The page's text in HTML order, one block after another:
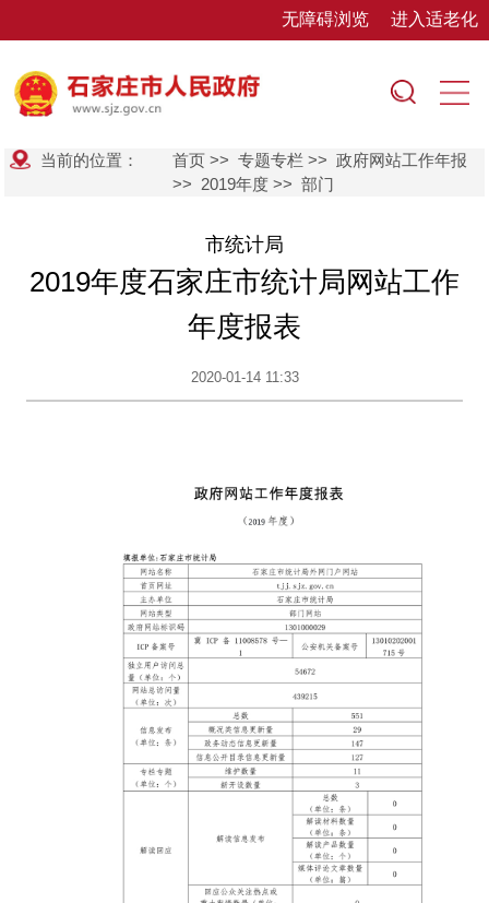
无障碍浏览 进入适老化
当前的位置： 首页 >>专题专栏 >>政府网站工作年报
>> 2019年度 >>部门
市统计局
2019年度石家庄市统计局网站工作
年度报表
2020-01-14 11:33